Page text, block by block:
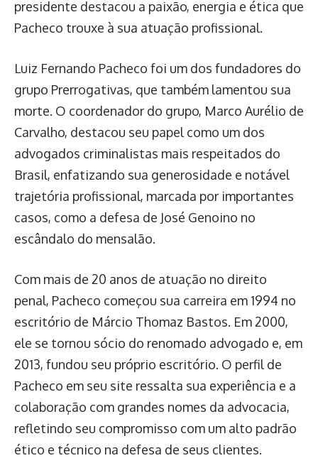
presidente destacou a paixão, energia e ética que
Pacheco trouxe à sua atuação profissional.
Luiz Fernando Pacheco foi um dos fundadores do
grupo Prerrogativas, que também lamentou sua
morte. O coordenador do grupo, Marco Aurélio de
Carvalho, destacou seu papel como um dos
advogados criminalistas mais respeitados do
Brasil, enfatizando sua generosidade e notável
trajetória profissional, marcada por importantes
casos, como a defesa de José Genoino no
escândalo do mensalão.
Com mais de 20 anos de atuação no direito
penal, Pacheco começou sua carreira em 1994 no
escritório de Márcio Thomaz Bastos. Em 2000,
ele se tornou sócio do renomado advogado e, em
2013, fundou seu próprio escritório. O perfil de
Pacheco em seu site ressalta sua experiência e a
colaboração com grandes nomes da advocacia,
refletindo seu compromisso com um alto padrão
ético e técnico na defesa de seus clientes.